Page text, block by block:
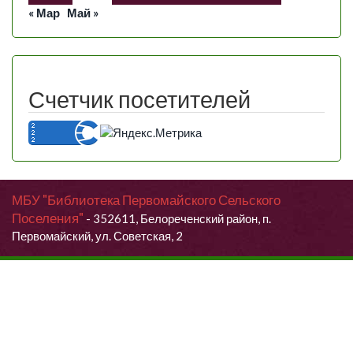
« Мар Май »
Счетчик посетителей
МБУ "Библиотека Первомайского Сельского
Поселения" - 352611, Белореченский район, п.
Первомайский, ул. Советская, 2